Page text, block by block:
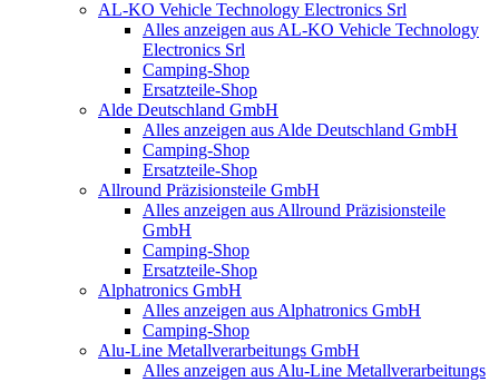
AL-KO Vehicle Technology Electronics Srl
Alles anzeigen aus AL-KO Vehicle Technology
Electronics Srl
Camping-Shop
Ersatzteile-Shop
Alde Deutschland GmbH
Alles anzeigen aus Alde Deutschland GmbH
Camping-Shop
Ersatzteile-Shop
Allround Präzisionsteile GmbH
Alles anzeigen aus Allround Präzisionsteile
GmbH
Camping-Shop
Ersatzteile-Shop
Alphatronics GmbH
Alles anzeigen aus Alphatronics GmbH
Camping-Shop
Alu-Line Metallverarbeitungs GmbH
Alles anzeigen aus Alu-Line Metallverarbeitungs